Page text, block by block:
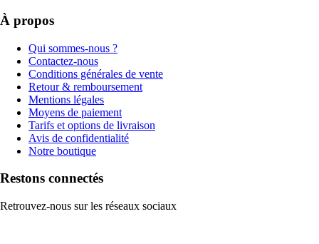
À propos
Qui sommes-nous ?
Contactez-nous
Conditions générales de vente
Retour & remboursement
Mentions légales
Moyens de paiement
Tarifs et options de livraison
Avis de confidentialité
Notre boutique
Restons connectés
Retrouvez-nous sur les réseaux sociaux